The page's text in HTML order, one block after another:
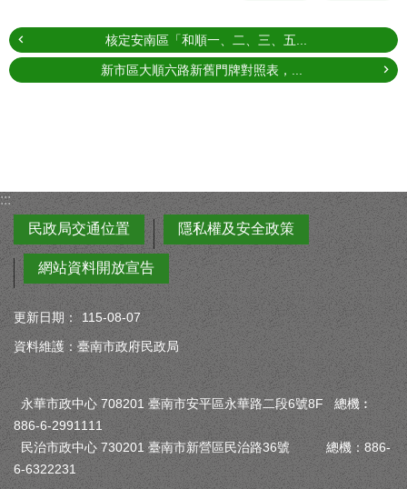
核定安南區「和順一、二、三、五...
新市區大順六路新舊門牌對照表，...
:::
民政局交通位置
隱私權及安全政策
網站資料開放宣告
更新日期：
115-08-07
資料維護：臺南市政府民政局
永華市政中心 708201 臺南市安平區永華路二段6號8F 總機︰
886-6-2991111
民治市政中心 730201 臺南市新營區民治路36號 總機：886-
6-6322231